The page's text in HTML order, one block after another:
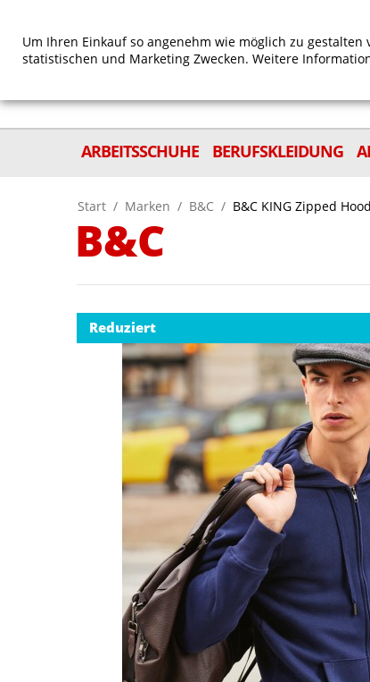
ARBEITSSCHUHE
BERUFSKLEIDUNG
Start / Marken / B&C / B&C KING Zipped Hood
B&C
Reduziert
Um Ihren Einkauf so angenehm wie möglich zu
statistischen und Marketing Zwecken. Weitere